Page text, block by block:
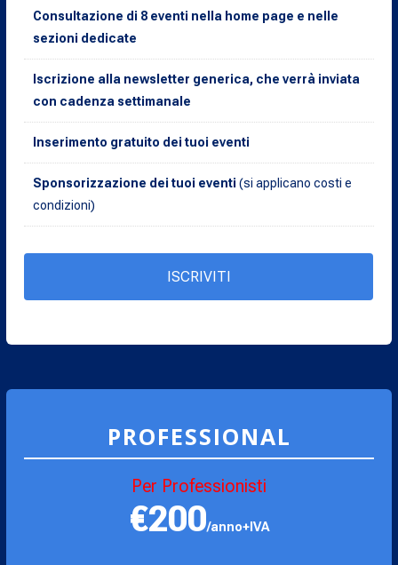
Consultazione di 8 eventi nella home page e nelle
sezioni dedicate
Iscrizione alla newsletter generica, che verrà inviata
con cadenza settimanale
Inserimento gratuito dei tuoi eventi
Sponsorizzazione dei tuoi eventi (si applicano costi e
condizioni)
ISCRIVITI
PROFESSIONAL
Per Professionisti
€200/anno+IVA